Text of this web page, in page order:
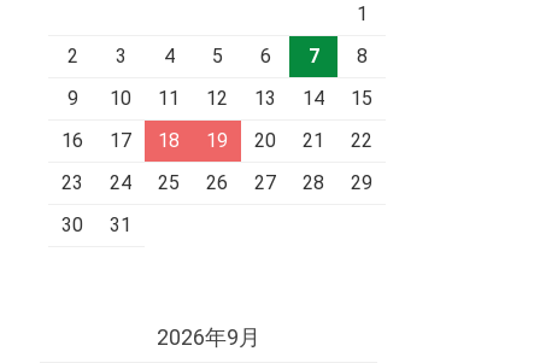
1
2
3 4 5 6 7
8
9
10 11 12 13 14
15
16
17 18 19 20 21
22
23
24 25 26 27 28
29
30
31
2026年9月